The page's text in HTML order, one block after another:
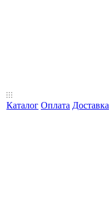
Каталог Оплата Доставка